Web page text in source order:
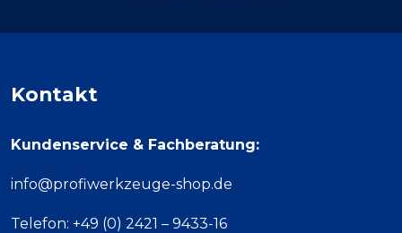
Kontakt
Kundenservice & Fachberatung:
info@profiwerkzeuge-shop.de
Telefon: +49 (0) 2421 – 9433-16